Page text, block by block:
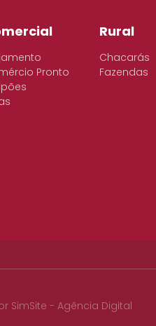
Pronto
Rural
Chacarás
Fazendas
SimSite - Agência Digital